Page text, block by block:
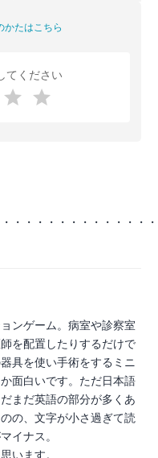
かたはこちら
てください
・・・・・・・・・・・・
ンゲーム。病室や診察室
を配置したりするだけで
具を使い手術をするミニ
面白いです。ただ日本語
まだ英語の部分が多くあ
の、文字が小さ過ぎて読
イナス。
います。